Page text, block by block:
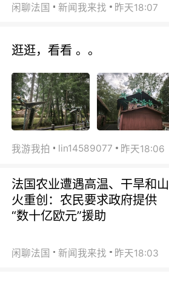
闲聊法国 新闻我来找 昨天18:07
逛逛，看看 。。
我游我拍 lin14589077 昨天18:06
法国农业遭遇高温、干旱和山
火重创：农民要求政府提供
“数十亿欧元”援助
闲聊法国 新闻我来找 昨天18:03